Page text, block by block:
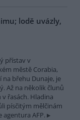
lodě uvázly,
přístav v
městě Corabia,
na břehu Dunaje, je
Až na několik člunů
v řasách. Hladina
písčitým mělčinám
AFP.